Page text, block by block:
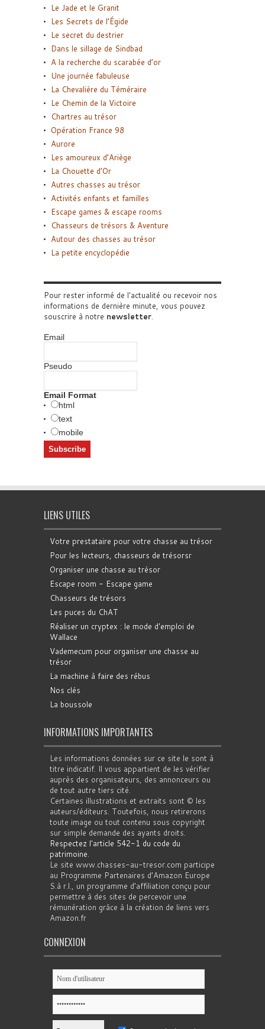
Le Jade et le Granit
Les Secrets de l’Égide
Le secret du destrier
Dans le sillage de Sindbad
A la recherche du scarabée d’or
Une journée fabuleuse
La Chevalière du Téméraire
Le Chemin de la Victoire
Chartres au trésor
Opération France 98
Aurore
Les amoureux d’Ariège
La Chouette d’Or
Autres chasses au trésor
Activités enfants et familles
Escape games & escape rooms
Chasseurs de trésors & Aventure
Autour des chasses au trésor
La petite encyclopédie
Pour rester informé de l'actualité ou recevoir nos
informations de dernière minute, vous pouvez
souscrire à notre newsletter.
Email
Pseudo
Email Format
html
text
mobile
LIENS UTILES
Votre prestataire pour votre chasse au trésor
Pour les lecteurs, chasseurs de trésorsr
Organiser une chasse au trésor
Escape room - Escape game
Chasseurs de trésors
Les puces du ChAT
Réaliser un cryptex : le mode d'emploi de
Wallace
Vademecum pour organiser une chasse au
trésor
La machine à faire des rébus
Nos clés
La boussole
INFORMATIONS IMPORTANTES
Les informations données sur ce site le sont à
titre indicatif. Il vous appartient de les vérifier
auprès des organisateurs, des annonceurs ou
de tout autre tiers cité.
Certaines illustrations et extraits sont © les
auteurs/éditeurs. Toutefois, nous retirerons
toute image ou tout contenu sous copyright
sur simple demande des ayants droits.
Respectez l'article 542-1 du code du
patrimoine.
Le site www.chasses-au-tresor.com participe
au Programme Partenaires d’Amazon Europe
S.à r.l., un programme d’affiliation conçu pour
permettre à des sites de percevoir une
rémunération grâce à la création de liens vers
Amazon.fr
CONNEXION